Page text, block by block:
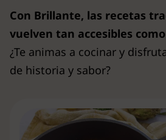
Con Brillante, las recetas
vuelven tan accesibles
¿Te animas a cocinar y
de historia y sabor?